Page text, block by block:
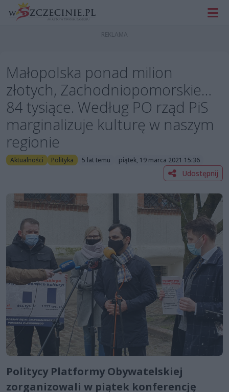
Małopolska ponad milion
złotych, Zachodniopomorskie…
84 tysiące. Według PO rząd PiS
marginalizuje kulturę w naszym
regionie
Aktualności Polityka 5 lat temu piątek, 19 marca 2021 15:36
Udostępnij
Politycy Platformy Obywatelskiej
zorganizowali w piątek konferencję